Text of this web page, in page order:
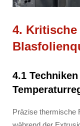
4.
4.1
Präzise thermische